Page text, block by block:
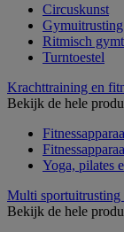
Circuskunst
Gymuitrusting
Ritmisch
Turntoestel
Krachttraining en
Bekijk de hele
Yoga, pilates
Multi sportuitrusting
Bekijk de hele